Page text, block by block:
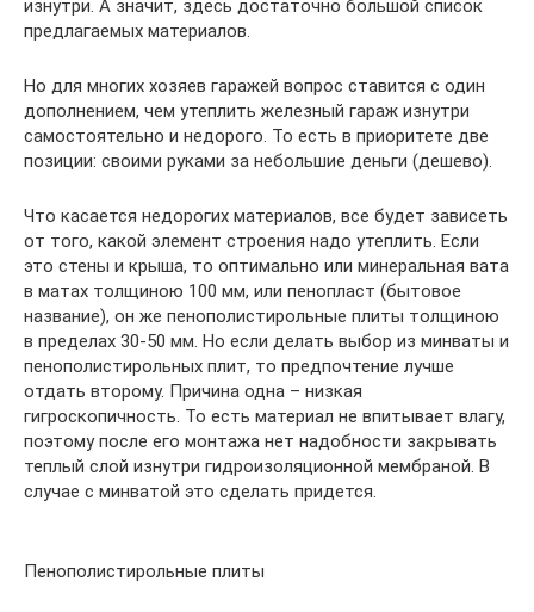
изнутри. А значит, здесь достаточно большой список
предлагаемых материалов.
Но для многих хозяев гаражей вопрос ставится с один
дополнением, чем утеплить железный гараж изнутри
самостоятельно и недорого. То есть в приоритете две
позиции: своими руками за небольшие деньги (дешево).
Что касается недорогих материалов, все будет зависеть
от того, какой элемент строения надо утеплить. Если
это стены и крыша, то оптимально или минеральная вата
в матах толщиною 100 мм, или пенопласт (бытовое
название), он же пенополистирольные плиты толщиною
в пределах 30-50 мм. Но если делать выбор из минваты и
пенополистирольных плит, то предпочтение лучше
отдать второму. Причина одна – низкая
гигроскопичность. То есть материал не впитывает влагу,
поэтому после его монтажа нет надобности закрывать
теплый слой изнутри гидроизоляционной мембраной. В
случае с минватой это сделать придется.
Пенополистирольные плиты